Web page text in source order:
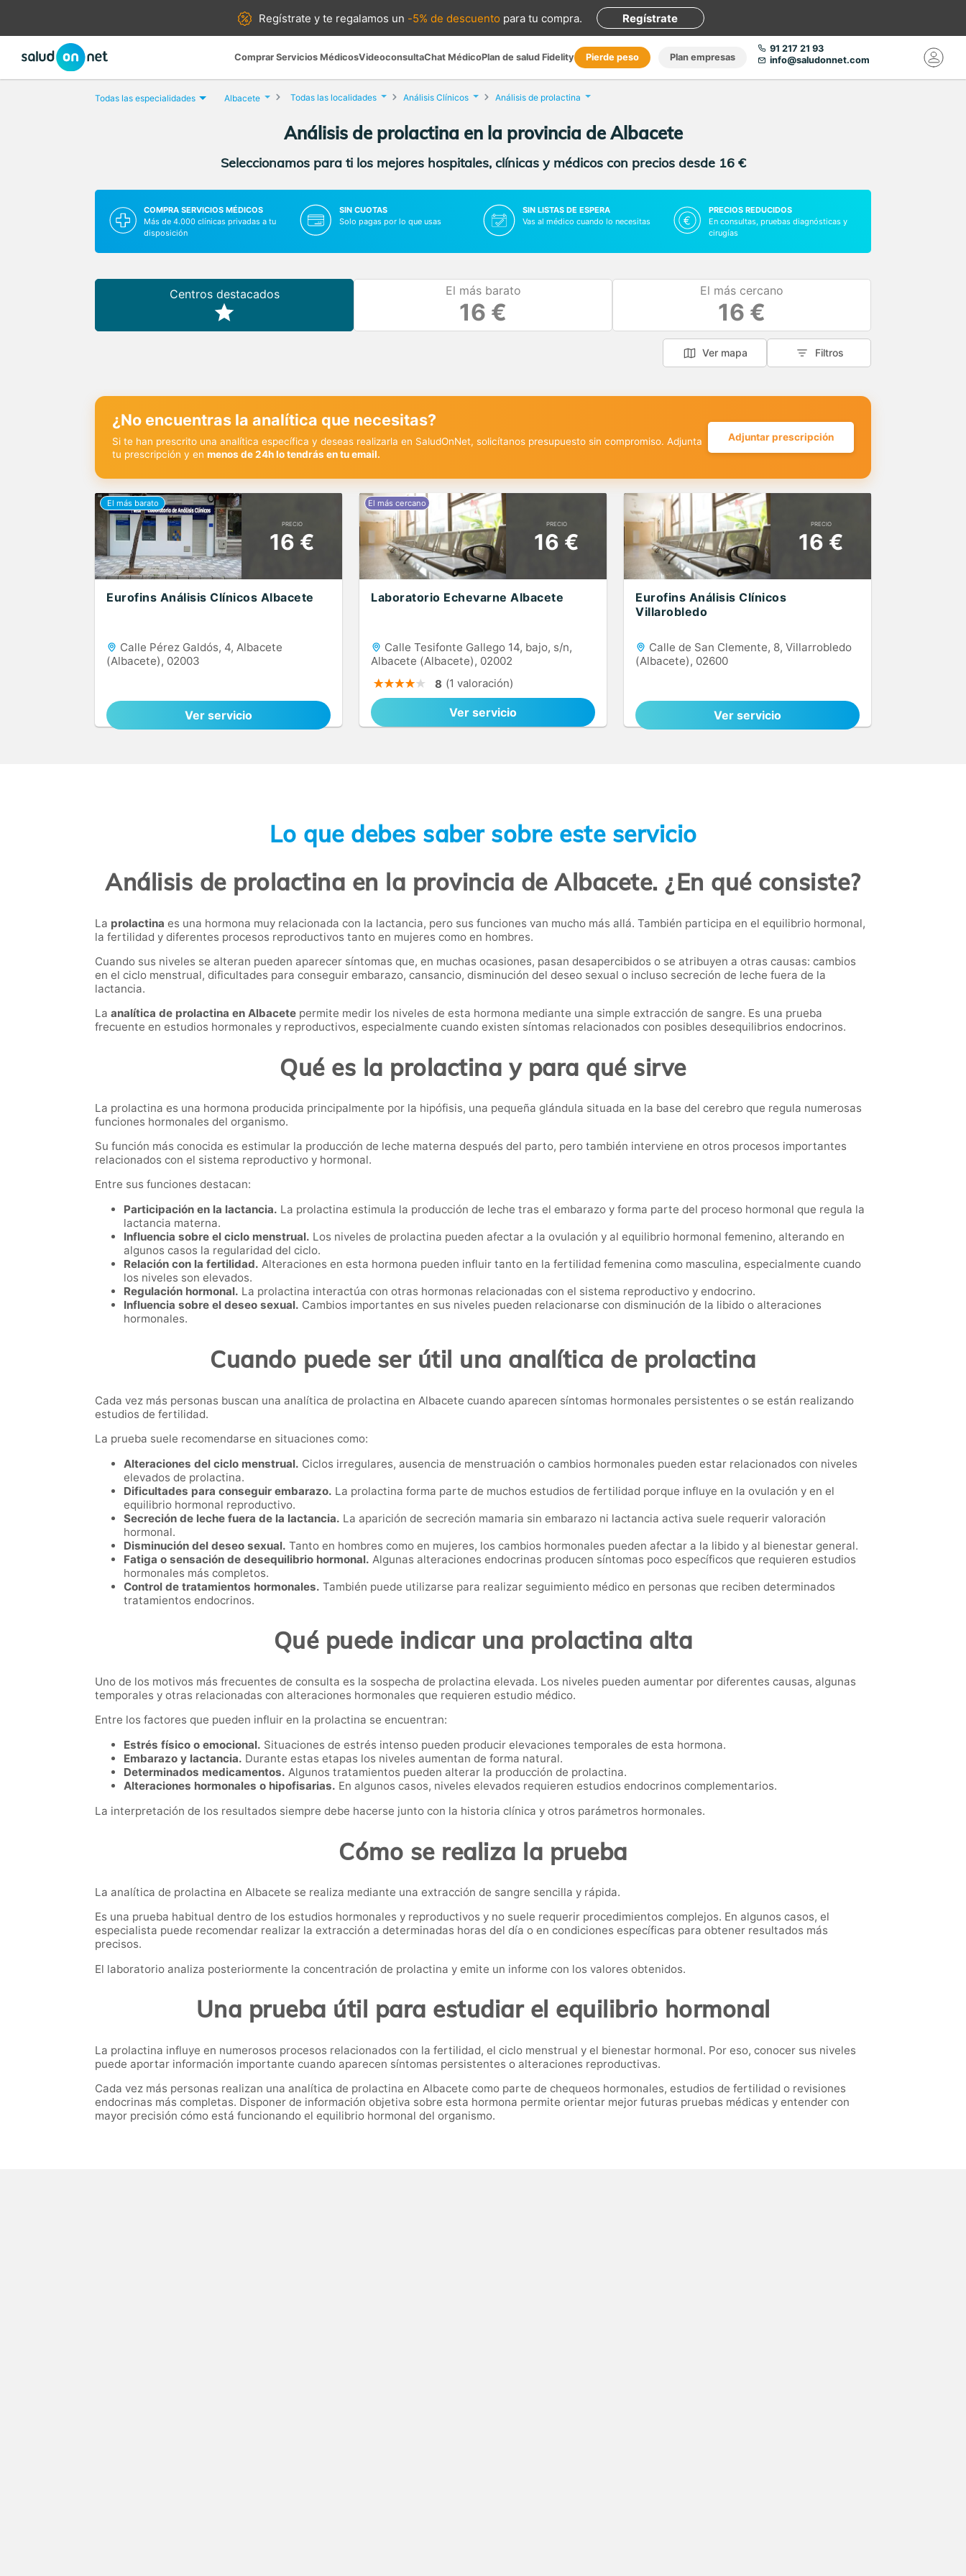
Regístrate yte regalamos un -5% de descuento para tu compra. Regístrate
Comprar Servicios MédicosVideoconsultaChat MédicoPlan de salud Fidelity Pierde peso Plan empresas
91 217 21 93
info@saludonnet.com
Todas las especialidades Albacete Todas las localidades Análisis Clínicos Análisis de prolactina
Análisis de prolactina en la provincia de Albacete
Seleccionamos para ti los mejores hospitales, clínicas y médicos con precios desde 16 €
COMPRA SERVICIOS MÉDICOS
Más de 4.000 clínicas privadas a tu
disposición
SIN CUOTAS
Solo pagas por lo que usas
SIN LISTAS DE ESPERA
Vas al médico cuando lo necesitas
PRECIOS REDUCIDOS
En consultas, pruebas diagnósticas y
cirugías
Centros destacados El más barato
16 €
El más cercano
16 €
Ver mapa Filtros
¿No encuentras la analítica que necesitas?
Si te han prescrito una analítica específica y deseas realizarla en SaludOnNet, solicítanos presupuesto sin compromiso. Adjunta
tu prescripción y en menos de 24h lo tendrás en tu email.
Adjuntar prescripción
PRECIO
16 €
Eurofins Análisis Clínicos Albacete
Calle Pérez Galdós, 4, Albacete
(Albacete), 02003
Ver servicio
PRECIO
16 €
Laboratorio Echevarne Albacete
Calle Tesifonte Gallego 14, bajo, s/n,
Albacete (Albacete), 02002
8 (1 valoración)
Ver servicio
PRECIO
16 €
Eurofins Análisis Clínicos
Villarobledo
Calle de San Clemente, 8, Villarrobledo
(Albacete), 02600
Ver servicio
Lo que debes saber sobre este servicio
Análisis de prolactina en la provincia de Albacete. ¿En qué consiste?
La prolactina es una hormona muy relacionada con la lactancia, pero sus funciones van mucho más allá. También participa en el equilibrio hormonal,
la fertilidad y diferentes procesos reproductivos tanto en mujeres como en hombres.
Cuando sus niveles se alteran pueden aparecer síntomas que, en muchas ocasiones, pasan desapercibidos o se atribuyen a otras causas: cambios
en el ciclo menstrual, dificultades para conseguir embarazo, cansancio, disminución del deseo sexual o incluso secreción de leche fuera de la
lactancia.
La analítica de prolactina en Albacete permite medir los niveles de esta hormona mediante una simple extracción de sangre. Es una prueba
frecuente en estudios hormonales y reproductivos, especialmente cuando existen síntomas relacionados con posibles desequilibrios endocrinos.
Qué es la prolactina y para qué sirve
La prolactina es una hormona producida principalmente por la hipófisis, una pequeña glándula situada en la base del cerebro que regula numerosas
funciones hormonales del organismo.
Su función más conocida es estimular la producción de leche materna después del parto, pero también interviene en otros procesos importantes
relacionados con el sistema reproductivo y hormonal.
Entre sus funciones destacan:
Participación en la lactancia. La prolactina estimula la producción de leche tras el embarazo y forma parte del proceso hormonal que regula la
lactancia materna.
Influencia sobre el ciclo menstrual. Los niveles de prolactina pueden afectar a la ovulación y al equilibrio hormonal femenino, alterando en
algunos casos la regularidad del ciclo.
Relación con la fertilidad. Alteraciones en esta hormona pueden influir tanto en la fertilidad femenina como masculina, especialmente cuando
los niveles son elevados.
Regulación hormonal. La prolactina interactúa con otras hormonas relacionadas con el sistema reproductivo y endocrino.
Influencia sobre el deseo sexual. Cambios importantes en sus niveles pueden relacionarse con disminución de la libido o alteraciones
hormonales.
Cuando puede ser útil una analítica de prolactina
Cada vez más personas buscan una analítica de prolactina en Albacete cuando aparecen síntomas hormonales persistentes o se están realizando
estudios de fertilidad.
La prueba suele recomendarse en situaciones como:
Alteraciones del ciclo menstrual. Ciclos irregulares, ausencia de menstruación o cambios hormonales pueden estar relacionados con niveles
elevados de prolactina.
Dificultades para conseguir embarazo. La prolactina forma parte de muchos estudios de fertilidad porque influye en la ovulación y en el
equilibrio hormonal reproductivo.
Secreción de leche fuera de la lactancia. La aparición de secreción mamaria sin embarazo ni lactancia activa suele requerir valoración
hormonal.
Disminución del deseo sexual. Tanto en hombres como en mujeres, los cambios hormonales pueden afectar a la libido y al bienestar general.
Fatiga o sensación de desequilibrio hormonal. Algunas alteraciones endocrinas producen síntomas poco específicos que requieren estudios
hormonales más completos.
Control de tratamientos hormonales. También puede utilizarse para realizar seguimiento médico en personas que reciben determinados
tratamientos endocrinos.
Qué puede indicar una prolactina alta
Uno de los motivos más frecuentes de consulta es la sospecha de prolactina elevada. Los niveles pueden aumentar por diferentes causas, algunas
temporales y otras relacionadas con alteraciones hormonales que requieren estudio médico.
Entre los factores que pueden influir en la prolactina se encuentran:
Estrés físico o emocional. Situaciones de estrés intenso pueden producir elevaciones temporales de esta hormona.
Embarazo y lactancia. Durante estas etapas los niveles aumentan de forma natural.
Determinados medicamentos. Algunos tratamientos pueden alterar la producción de prolactina.
Alteraciones hormonales o hipofisarias. En algunos casos, niveles elevados requieren estudios endocrinos complementarios.
La interpretación de los resultados siempre debe hacerse junto con la historia clínica y otros parámetros hormonales.
Cómo se realiza la prueba
La analítica de prolactina en Albacete se realiza mediante una extracción de sangre sencilla y rápida.
Es una prueba habitual dentro de los estudios hormonales y reproductivos y no suele requerir procedimientos complejos. En algunos casos, el
especialista puede recomendar realizar la extracción a determinadas horas del día o en condiciones específicas para obtener resultados más
precisos.
El laboratorio analiza posteriormente la concentración de prolactina y emite un informe con los valores obtenidos.
Una prueba útil para estudiar el equilibrio hormonal
La prolactina influye en numerosos procesos relacionados con la fertilidad, el ciclo menstrual y el bienestar hormonal. Por eso, conocer sus niveles
puede aportar información importante cuando aparecen síntomas persistentes o alteraciones reproductivas.
Cada vez más personas realizan una analítica de prolactina en Albacete como parte de chequeos hormonales, estudios de fertilidad o revisiones
endocrinas más completas. Disponer de información objetiva sobre esta hormona permite orientar mejor futuras pruebas médicas y entender con
mayor precisión cómo está funcionando el equilibrio hormonal del organismo.